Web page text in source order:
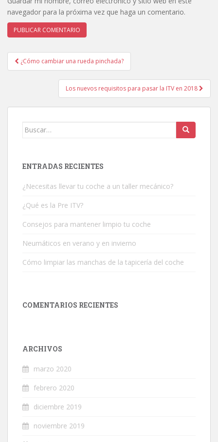
navegador para la próxima vez que haga un comentario.
Navegación de entradas
¿Cómo cambiar una rueda pinchada?
Los nuevos requisitos para pasar la ITV en 2018
Buscar:
ENTRADAS RECIENTES
¿Necesitas llevar tu coche a un taller mecánico?
¿Qué es la Pre ITV?
Consejos para mantener limpio tu coche
Neumáticos en verano y en invierno
Cómo limpiar las manchas de la tapicería del coche
COMENTARIOS RECIENTES
ARCHIVOS
marzo 2020
febrero 2020
diciembre 2019
noviembre 2019